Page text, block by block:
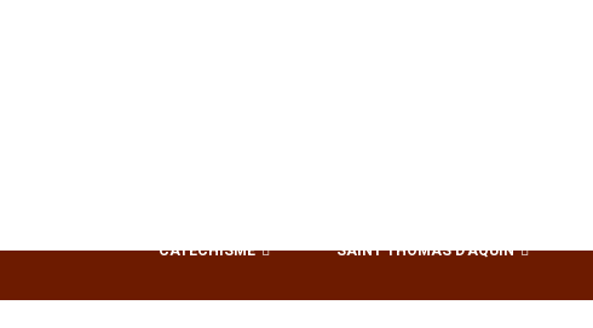
CATÉCHISME SAINT THOMAS D’AQUIN